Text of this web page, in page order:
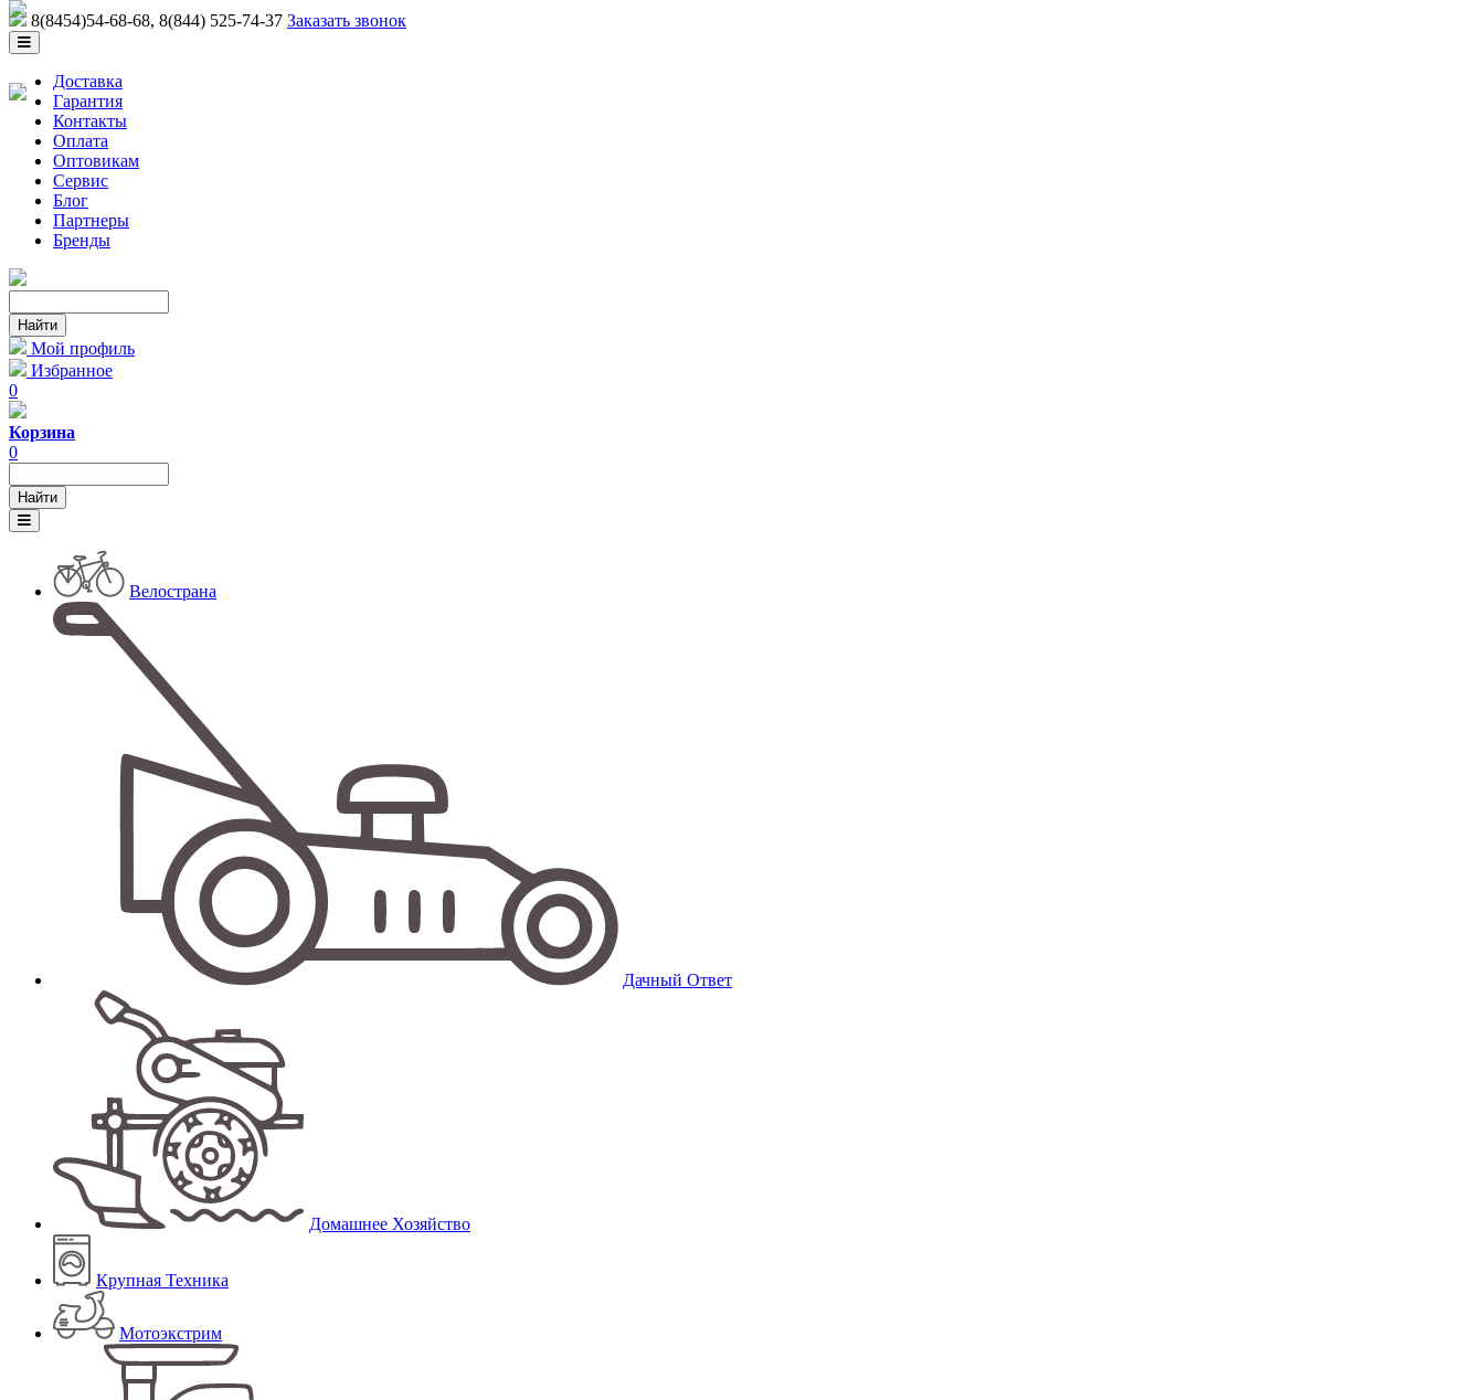
8(8454)54-68-68, 8(844) 525-74-37 Заказать звонок
Доставка
Гарантия
Контакты
Оплата
Оптовикам
Сервис
Блог
Партнеры
Бренды
Мой профиль
Избранное
0
Корзина
0
Велострана
Дачный Ответ
Домашнее Хозяйство
Крупная Техника
Мотоэкстрим